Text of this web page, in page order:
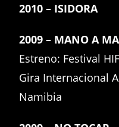
2010 – ISIDORA
2009 – MANO A
Estreno: Festival
Gira Internacional
Namibia